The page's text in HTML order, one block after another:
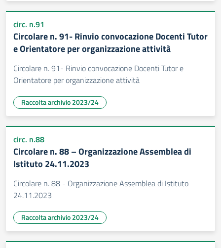
circ. n.91
Circolare n. 91- Rinvio convocazione Docenti Tutor
e Orientatore per organizzazione attività
Circolare n. 91- Rinvio convocazione Docenti Tutor e
Orientatore per organizzazione attività
Raccolta archivio 2023/24
circ. n.88
Circolare n. 88 – Organizzazione Assemblea di
Istituto 24.11.2023
Circolare n. 88 - Organizzazione Assemblea di Istituto
24.11.2023
Raccolta archivio 2023/24